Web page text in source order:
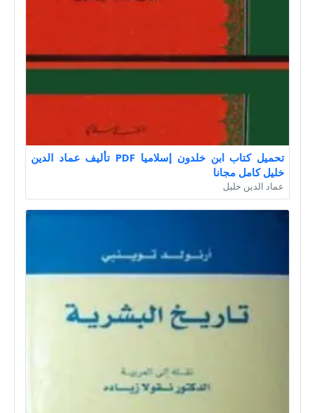
تحميل كتاب ابن خلدون إسلاميا PDF تأليف عماد الدين
خليل كامل مجانا
عماد الدين خليل